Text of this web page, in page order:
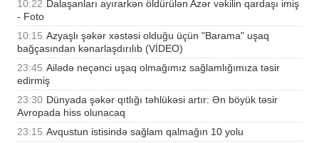
10:22 Dalaşanları ayırarkən öldürülən Azər vəkilin qardaşı imiş
- Foto
10:15 Azyaşlı şəkər xəstəsi olduğu üçün "Barama" uşaq
bağçasından kənarlaşdırılıb (VİDEO)
23:45 Ailədə neçənci uşaq olmağımız sağlamlığımıza təsir
edirmiş
23:30 Dünyada şəkər qıtlığı təhlükəsi artır: Ən böyük təsir
Avropada hiss olunacaq
23:15 Avqustun istisində sağlam qalmağın 10 yolu